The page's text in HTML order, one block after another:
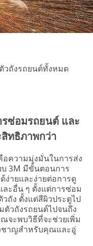
วถังรถยนต์ทั้งหมด
ซ่อมรถยนต์ และ
ทธิภาพกว่า
ความมุ่งมั่นในการส่ง
3M มีขั้นตอนการ
ง่ายและง่ายต่อการดู
ะอื่น ๆ ตั้งแต่การซ่อม
ถัง ตั้งแต่สีผิวประตูไป
ตัวถังรถยนต์ไปจนถึง
จะพบวิธีที่จะช่วยเพิ่ม
ชาญสำหรับคุณและอู่